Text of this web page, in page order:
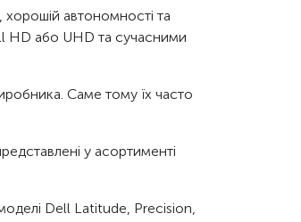
хорошій автономності та
HD або UHD та сучасними
Саме тому їх часто
у асортименті
Dell Latitude, Precision,